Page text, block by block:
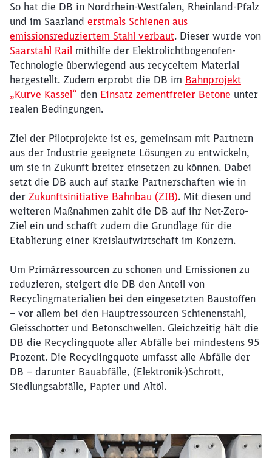
So hat die DB in Nordrhein-Westfalen, Rheinland-Pfalz
und im Saarland erstmals Schienen aus
emissionsreduziertem Stahl verbaut. Dieser wurde von
Saarstahl Rail mithilfe der Elektrolichtbogenofen-
Technologie überwiegend aus recyceltem Material
hergestellt. Zudem erprobt die DB im Bahnprojekt
„Kurve Kassel“ den Einsatz zementfreier Betone unter
realen Bedingungen.
Ziel der Pilotprojekte ist es, gemeinsam mit Partnern
aus der Industrie geeignete Lösungen zu entwickeln,
um sie in Zukunft breiter einsetzen zu können. Dabei
setzt die DB auch auf starke Partnerschaften wie in
der Zukunftsinitiative Bahnbau (ZIB). Mit diesen und
weiteren Maßnahmen zahlt die DB auf ihr Net-Zero-
Ziel ein und schafft zudem die Grundlage für die
Etablierung einer Kreislaufwirtschaft im Konzern.
Um Primärressourcen zu schonen und Emissionen zu
reduzieren, steigert die DB den Anteil von
Recyclingmaterialien bei den eingesetzten Baustoffen
– vor allem bei den Hauptressourcen Schienenstahl,
Gleisschotter und Betonschwellen. Gleichzeitig hält die
DB die Recyclingquote aller Abfälle bei mindestens 95
Prozent. Die Recyclingquote umfasst alle Abfälle der
DB – darunter Bauabfälle, (Elektronik-)Schrott,
Siedlungsabfälle, Papier und Altöl.
Klicken, um den folgenden Slider zu überspringen